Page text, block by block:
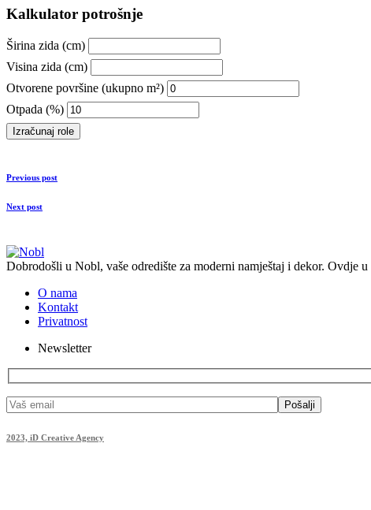
Kalkulator potrošnje
Širina zida (cm)
Visina zida (cm)
Otvorene površine (ukupno m²)
Otpada (%)
Izračunaj role
Previous post
Next post
Dobrodošli u Nobl, vaše odredište za moderni namještaj i dekor. Ovdje
O nama
Kontakt
Privatnost
Newsletter
Pošalji
2023, iD Creative Agency